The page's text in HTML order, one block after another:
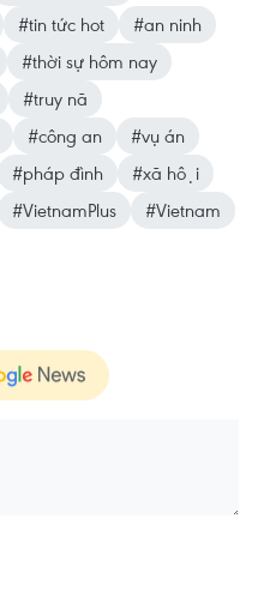
#tin tức hot
#an ninh
#thời sự hôm nay
#truy nã
#công an
#vụ án
#pháp đình
#xã hội
#VietnamPlus
#Vietnam